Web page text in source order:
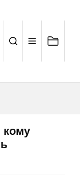
кому